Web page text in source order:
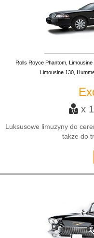
Rolls Royce Phantom,
Limousine 130,
x
Luksusowe limuzyny do
także do